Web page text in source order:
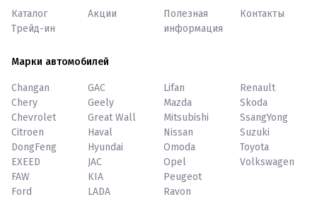
Каталог
Трейд-ин
Акции
Полезная
информация
Контакты
Марки автомобилей
Changan
Chery
Chevrolet
Citroen
DongFeng
EXEED
FAW
Ford
GAC
Geely
Great Wall
Haval
Hyundai
JAC
KIA
LADA
Lifan
Mazda
Mitsubishi
Nissan
Omoda
Opel
Peugeot
Ravon
Renault
Skoda
SsangYong
Suzuki
Toyota
Volkswagen